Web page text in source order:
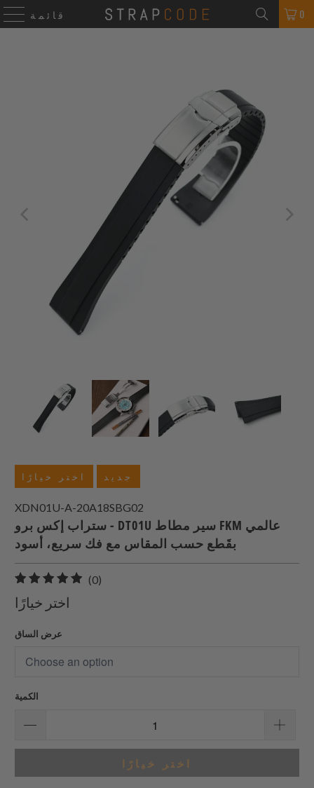
قائمة 0
اختر خيارًا جديد
XDN01U-A-20A18SBG02
ستراب إكس برو - DT01U سير مطاط FKM عالمي
بقَطع حسب المقاس مع فك سريع، أسود
(0)
اختر خيارًا
عرض الساق
الكمية
اختر خيارًا